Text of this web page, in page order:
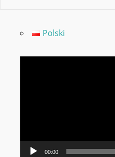
Polski
00:00